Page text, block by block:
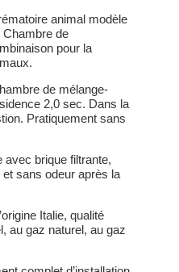
animal modèle
Chambre de
pour la
de mélange-
2,0 sec. Dans la
Pratiquement sans
avec brique filtrante,
sans odeur après la
Italie, qualité
au gaz naturel, au gaz